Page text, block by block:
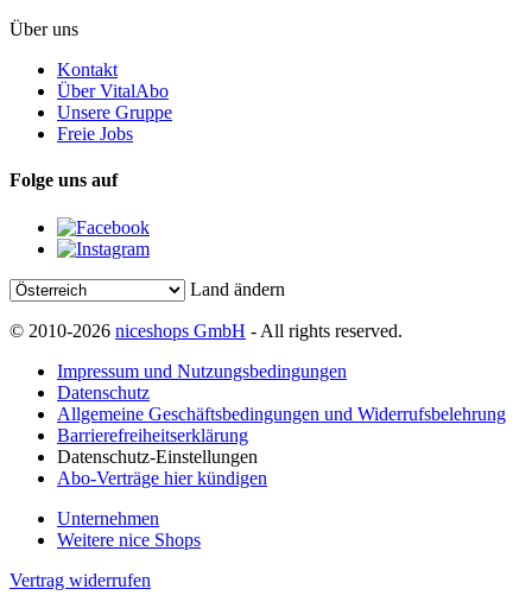
Über uns
Kontakt
Über VitalAbo
Unsere Gruppe
Freie Jobs
Folge uns auf
Land ändern
© 2010-2026 niceshops GmbH - All rights reserved.
Impressum und Nutzungsbedingungen
Datenschutz
Allgemeine Geschäftsbedingungen und Widerrufsbelehrung
Barrierefreiheitserklärung
Datenschutz-Einstellungen
Abo-Verträge hier kündigen
Unternehmen
Weitere nice Shops
Vertrag widerrufen